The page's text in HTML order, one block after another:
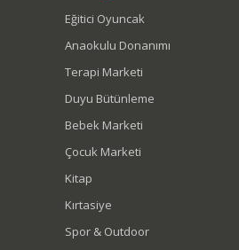
Eğitici Oyuncak
Anaokulu Donanımı
Terapi Marketi
Duyu Bütünleme
Bebek Marketi
Çocuk Marketi
Kitap
Kırtasiye
Spor & Outdoor